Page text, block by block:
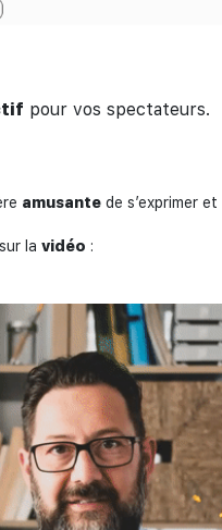
pour vos spectateurs.
amusante de s’exprimer et
la vidéo :